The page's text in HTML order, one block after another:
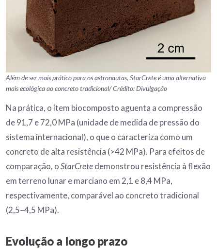
Além de ser mais prático para os astronautas, StarCrete é uma alternativa
mais ecológica ao concreto tradicional/ Crédito: Divulgação
Na prática, o item biocomposto aguenta a compressão
de 91,7 e 72,0 MPa (unidade de medida de pressão do
sistema internacional), o que o caracteriza como um
concreto de alta resistência (>42 MPa). Para efeitos de
comparação, oStarCretedemonstrou resistência à flexão
em terreno lunar e marciano em 2,1 e 8,4 MPa,
respectivamente, comparável ao concreto tradicional
(2,5–4,5 MPa).
Evolução a longo prazo